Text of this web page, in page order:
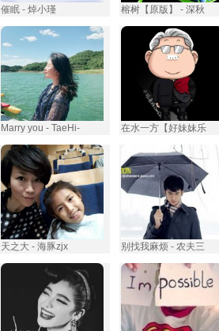
催眠 - 焯小瑾 榕树【原版】 - 深秋
Marry you - TaeHi- 在水一方【好妹妹乐
天之大 - 海豚zjx 别找我麻烦 - 农夫三